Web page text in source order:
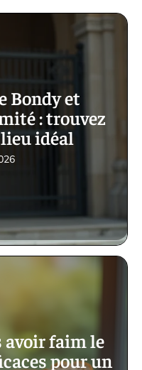
Bondy et
: trouvez
idéal
avoir faim le
pour un